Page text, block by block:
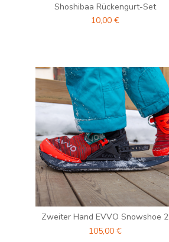
Shoshibaa Rückengurt-Set
10,00 €
Zweiter Hand EVVO Snowshoe 2
105,00 €